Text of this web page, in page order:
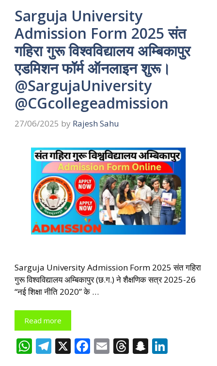
Sarguja University
Admission Form 2025 संत
गहिरा गुरू विश्वविद्यालय अम्बिकापुर
एडमिशन फॉर्म ऑनलाइन शुरू।
@SargujaUniversity
@CGcollegeadmission
27/06/2025 by Rajesh Sahu
Sarguja University Admission Form 2025 संत गहिरा
गुरू विश्वविद्यालय अम्बिकापुर (छ.ग.) ने शैक्षणिक सत्र 2025-26
“नई शिक्षा नीति 2020” के …
Read more
W T X F E T S